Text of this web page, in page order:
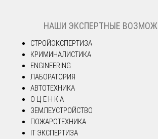
НАШИ ЭКСПЕРТНЫЕ
СТРОЙЭКСПЕРТИЗА
КРИМИНАЛИСТИКА
ENGINEERING
ЛАБОРАТОРИЯ
АВТОТЕХНИКА
О Ц Е Н К А
ЗЕМЛЕУСТРОЙСТВО
ПОЖАРОТЕХНИКА
IT ЭКСПЕРТИЗА